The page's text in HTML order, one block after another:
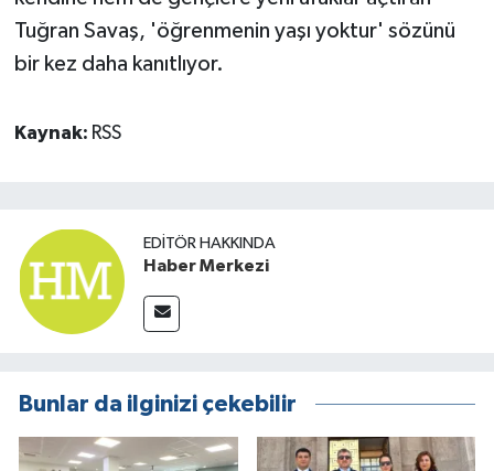
Tuğran Savaş, 'öğrenmenin yaşı yoktur' sözünü
bir kez daha kanıtlıyor.
Kaynak: RSS
EDITÖR HAKKINDA
Haber Merkezi
Bunlar da ilginizi çekebilir